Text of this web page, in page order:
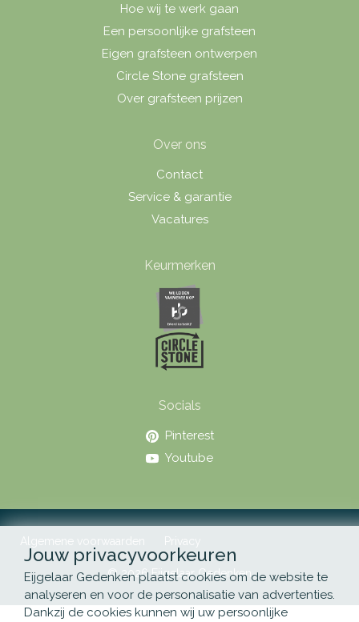
Hoe wij te werk gaan
Een persoonlijke grafsteen
Eigen grafsteen ontwerpen
Circle Stone grafsteen
Over grafsteen prijzen
Over ons
Contact
Service & garantie
Vacatures
Keurmerken
Socials
Pinterest
Youtube
Algemene voorwaarden Privacy
© 2026 Eijgelaar Gedenken
Jouw privacyvoorkeuren
Eijgelaar Gedenken plaatst cookies om de website te
analyseren en voor de personalisatie van advertenties.
Dankzij de cookies kunnen wij uw persoonlijke